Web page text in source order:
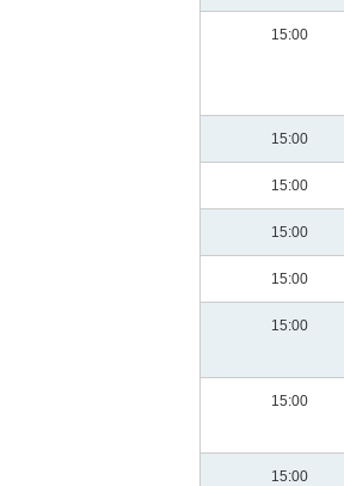
15:00
15:00
15:00
15:00
15:00
15:00
15:00
15:00